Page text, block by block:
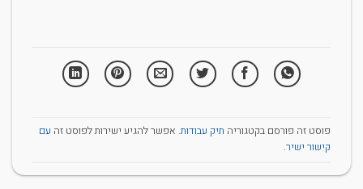
פוסט זה פורסם בקטגוריה תיק עבודות. אפשר להגיע ישירות לפוסט זה עם
קישור ישיר.